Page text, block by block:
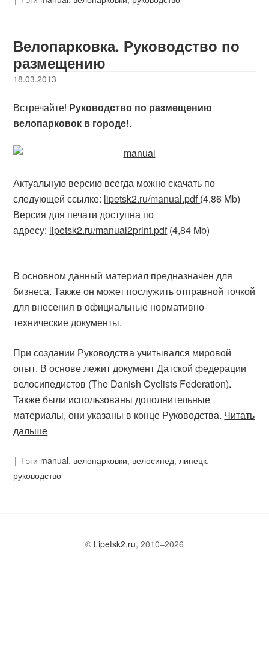
Велопарковка. Руководство по
размещению
18.03.2013
Встречайте! Руководство по размещению
велопарковок в городе!.
Актуальную версию всегда можно скачать по
следующей ссылке: lipetsk2.ru/manual.pdf(4,86 Mb)
Версия для печати доступна по
адресу: lipetsk2.ru/manual2print.pdf(4,84 Mb)
В основном данный материал предназначен для
бизнеса. Также он может послужить отправной точкой
для внесения в официальные нормативно-
технические документы.
При создании Руководства учитывался мировой
опыт. В основе лежит документ Датской федерации
велосипедистов (The Danish Cyclists Federation).
Также были использованы дополнительные
материалы, они указаны в конце Руководства. Читать
дальше
Тэги manual, велопарковки, велосипед,липецк,
руководство
© Lipetsk2.ru, 2010–2026